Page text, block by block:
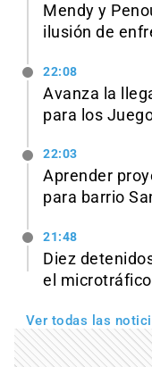
Mendy y
ilusión de
22:08
Avanza la
para los
22:03
Aprender
para barrio
21:48
Diez
el
Ver todas las